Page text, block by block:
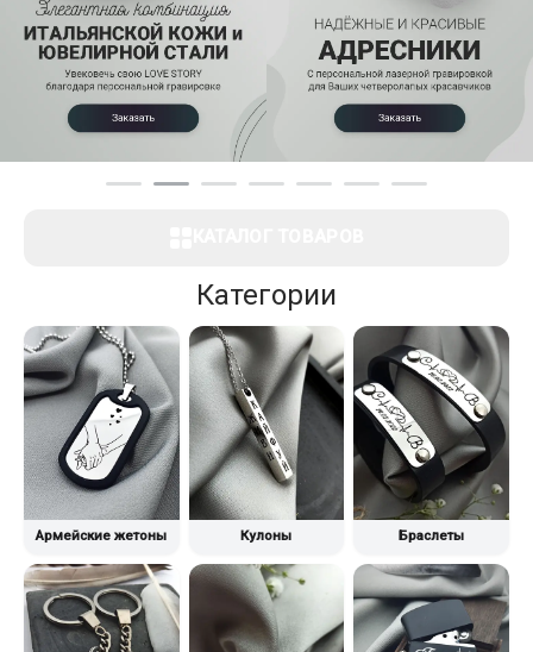
Категории
Армейские жетоны Кулоны Браслеты